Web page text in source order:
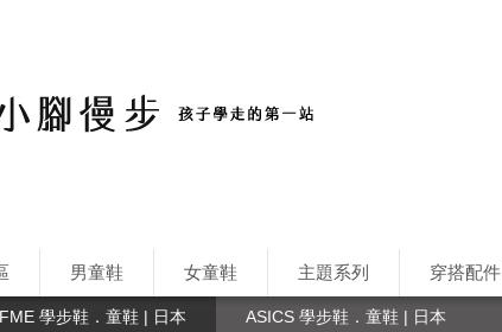
男童鞋 女童鞋 主題系列 穿搭配件
學步鞋．童鞋 | 日本 ASICS 學步鞋．童鞋 | 日本